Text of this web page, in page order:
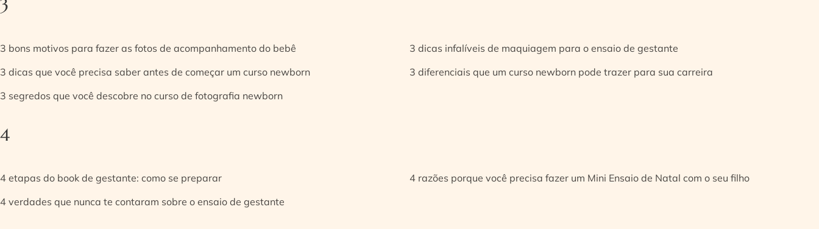
3
3 bons motivos para fazer as fotos de acompanhamento do bebê
3 dicas infalíveis de maquiagem para o ensaio de gestante
3 dicas que você precisa saber antes de começar um curso newborn
3 diferenciais que um curso newborn pode trazer para sua carreira
3 segredos que você descobre no curso de fotografia newborn
4
4 etapas do book de gestante: como se preparar
4 razões porque você precisa fazer um Mini Ensaio de Natal com o seu filho
4 verdades que nunca te contaram sobre o ensaio de gestante